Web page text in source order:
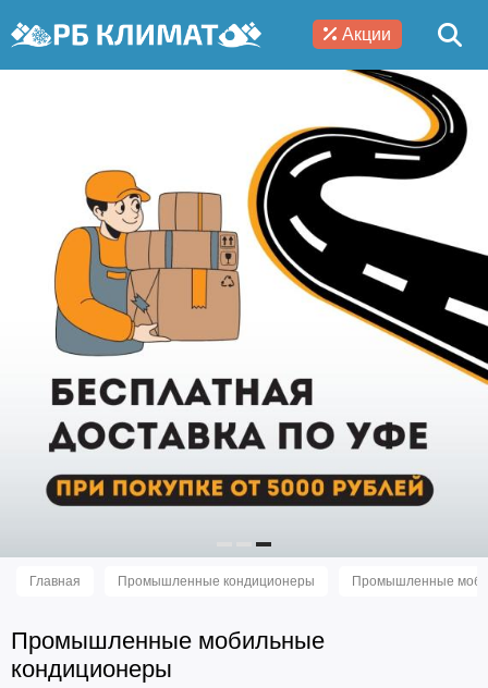
Акции
Главная Промышленные кондиционеры Промышленные
Промышленные мобильные
кондиционеры